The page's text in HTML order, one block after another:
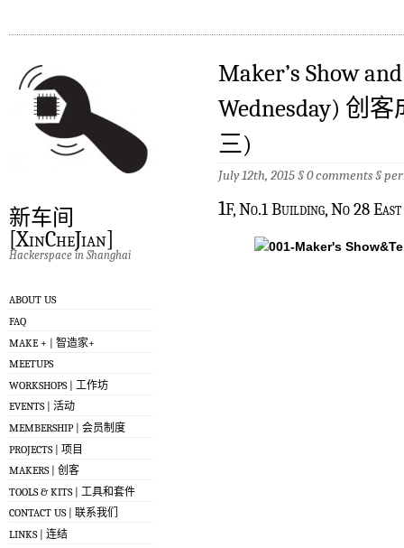
新车间
[XinCheJian]
Hackerspace in Shanghai
ABOUT US
FAQ
MAKE + | 智造家+
MEETUPS
WORKSHOPS | 工作坊
EVENTS | 活动
MEMBERSHIP | 会员制度
PROJECTS | 项目
MAKERS | 创客
TOOLS & KITS | 工具和套件
CONTACT US | 联系我们
LINKS | 连结
Maker’s Show
Wednesday) 创
三)
July 12th, 2015 §0 comments§
1F, No.1 Building, No 28